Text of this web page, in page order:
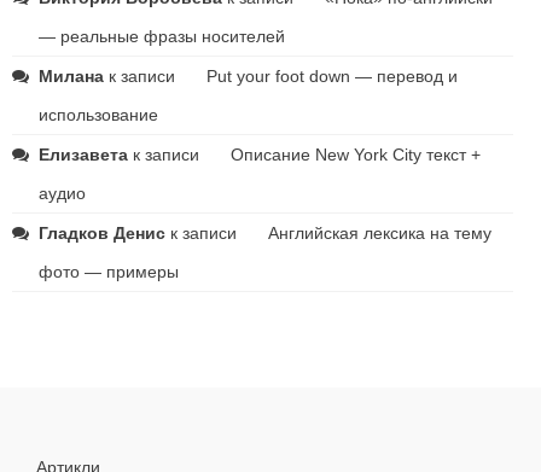
— реальные фразы носителей
Милана к записи
Put your foot down — перевод и
использование
Елизавета к записи
Описание New York City текст +
аудио
Гладков Денис к записи
Английская лексика на тему
фото — примеры
Артикли